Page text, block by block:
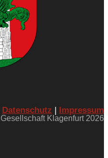
Datenschutz Impressum
Klagenfurt 2026